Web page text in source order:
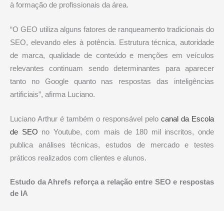
à formação de profissionais da área.
“O GEO utiliza alguns fatores de ranqueamento tradicionais do
SEO, elevando eles à potência. Estrutura técnica, autoridade
de marca, qualidade de conteúdo e menções em veículos
relevantes continuam sendo determinantes para aparecer
tanto no Google quanto nas respostas das inteligências
artificiais”, afirma Luciano.
Luciano Arthur é também o responsável pelo canal da Escola
de SEO no Youtube, com mais de 180 mil inscritos, onde
publica análises técnicas, estudos de mercado e testes
práticos realizados com clientes e alunos.
Estudo da Ahrefs reforça a relação entre SEO e respostas
de IA